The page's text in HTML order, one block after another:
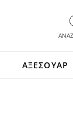
ΑΞΕΣΟΥΑΡ